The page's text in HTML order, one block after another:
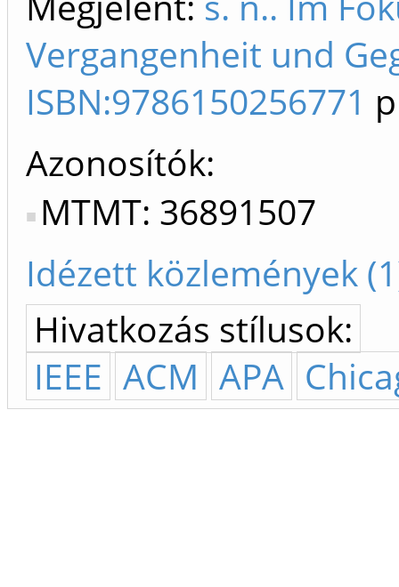
Vergangenheit und
ISBN:9786150256771
Azonosítók
MTMT: 36891507
Idézett közlemények
Hivatkozás stílusok:
IEEE ACM APA